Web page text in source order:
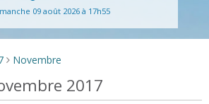
09 août 2026 à 17h55
> Novembre
2017